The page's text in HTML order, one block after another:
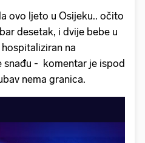
ovo ljeto u Osijeku.. očito
desetak, i dvije bebe u
na
snađu - komentar je ispod
nema granica.